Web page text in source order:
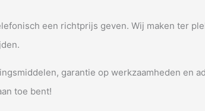
een richtprijs geven. Wij maken ter
garantie op werkzaamheden en
toe bent!